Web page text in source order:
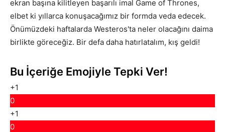
ekran başına kilitleyen başarılı imal Game of Thrones,
elbet ki yıllarca konuşacağımız bir formda veda edecek.
Önümüzdeki haftalarda Westeros'ta neler olacağını daima
birlikte göreceğiz. Bir defa daha hatırlatalım, kış geldi!
Bu İçeriğe Emojiyle Tepki Ver!
+1
0
+1
0